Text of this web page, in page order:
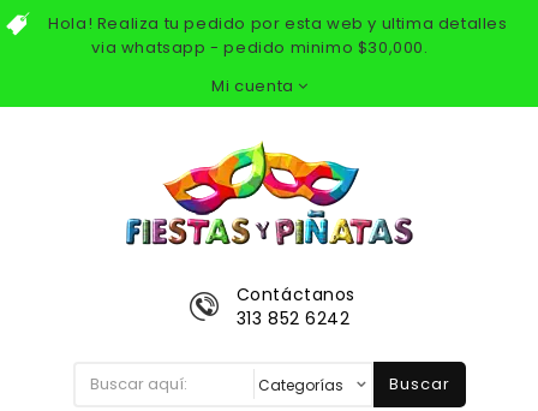
Hola! Realiza tu pedido por esta web y ultima detalles
via whatsapp - pedido minimo $30,000.
Mi cuenta
Contáctanos
313 852 6242
Buscar